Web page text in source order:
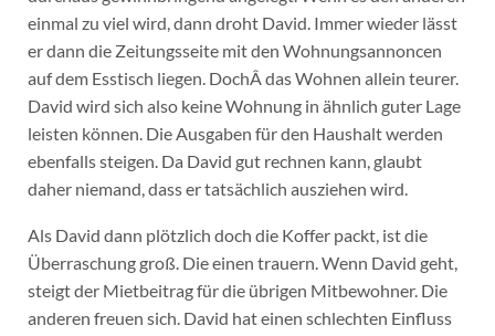
einmal zu viel wird, dann droht David. Immer wieder lässt
er dann die Zeitungsseite mit den Wohnungsannoncen
auf dem Esstisch liegen. DochÂ das Wohnen allein teurer.
David wird sich also keine Wohnung in ähnlich guter Lage
leisten können. Die Ausgaben für den Haushalt werden
ebenfalls steigen. Da David gut rechnen kann, glaubt
daher niemand, dass er tatsächlich ausziehen wird.
Als David dann plötzlich doch die Koffer packt, ist die
Überraschung groß. Die einen trauern. Wenn David geht,
steigt der Mietbeitrag für die übrigen Mitbewohner. Die
anderen freuen sich. David hat einen schlechten Einfluss